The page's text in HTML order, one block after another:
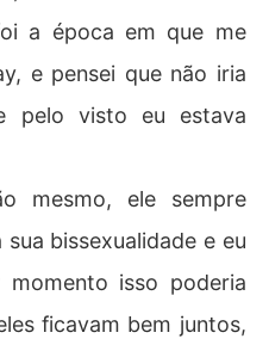
a época em que me
e pensei que não iria
pelo visto eu estava
mesmo, ele sempre
bissexualidade e eu
momento isso poderia
ficavam bem juntos,